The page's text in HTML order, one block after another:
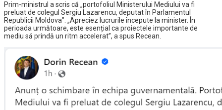
Prim-ministrul a scris că „portofoliul Ministerului Mediului va fi
preluat de colegul Sergiu Lazarencu, deputat în Parlamentul
Republicii Moldova”. „Apreciez lucrurile începute la minister. În
perioada următoare, este esențial ca proiectele importante de
mediu să prindă un ritm accelerat”, a spus Recean.